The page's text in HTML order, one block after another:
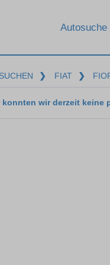
Autosuche
❯ FIAT ❯
konnten wir derzeit keine